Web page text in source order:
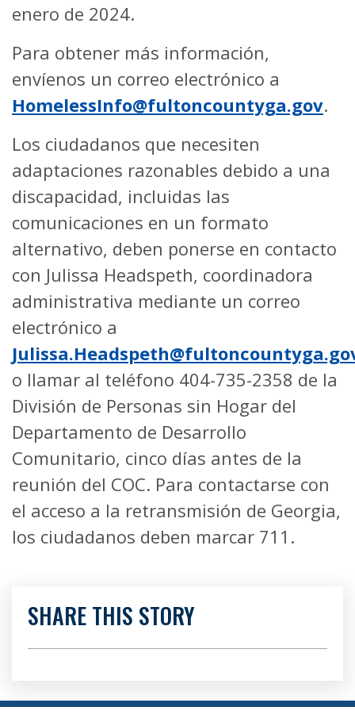
enero de 2024.
Para obtener más información,
envíenos un correo electrónico a
HomelessInfo@fultoncountyga.gov.
Los ciudadanos que necesiten
adaptaciones razonables debido a una
discapacidad, incluidas las
comunicaciones en un formato
alternativo, deben ponerse en contacto
con Julissa Headspeth, coordinadora
administrativa mediante un correo
electrónico a
o llamar al teléfono 404-735-2358 de la
División de Personas sin Hogar del
Departamento de Desarrollo
Comunitario, cinco días antes de la
reunión del COC. Para contactarse con
el acceso a la retransmisión de Georgia,
los ciudadanos deben marcar 711.
SHARE THIS STORY